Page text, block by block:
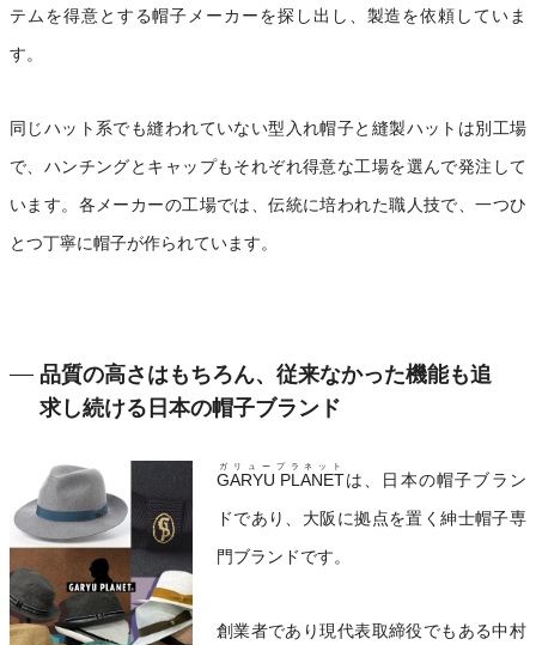
テムを得意とする帽子メーカーを探し出し、製造を依頼していま
す。
同じハット系でも縫われていない型入れ帽子と縫製ハットは別工場
で、ハンチングとキャップもそれぞれ得意な工場を選んで発注して
います。各メーカーの工場では、伝統に培われた職人技で、一つひ
とつ丁寧に帽子が作られています。
品質の高さはもちろん、従来なかった機能も追
求し続ける日本の帽子ブランド
GARYU PLANET
ガリュープラネット
は、日本の帽子ブラン
ドであり、大阪に拠点を置く紳士帽子専
門ブランドです。
創業者であり現代表取締役でもある中村